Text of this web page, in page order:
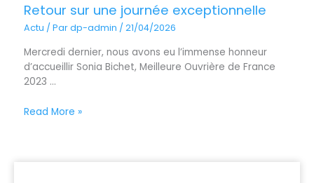
Retour sur une journée exceptionnelle
Actu / Pardp-admin /21/04/2026
Mercredi dernier, nous avons eu l’immense honneur
d’accueillir Sonia Bichet, Meilleure Ouvrière de France
2023 ...
Read More »